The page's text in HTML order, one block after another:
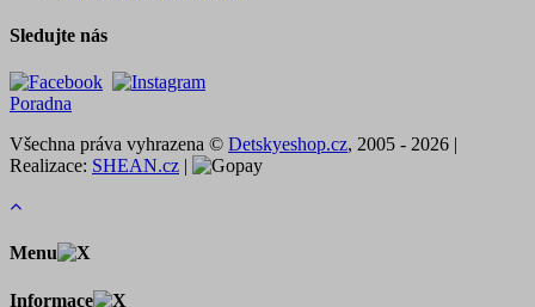
Sledujte nás
Poradna
Všechna práva vyhrazena © Detskyeshop.cz, 2005 - 2026 |
Realizace: SHEAN.cz |
Menu
Informace